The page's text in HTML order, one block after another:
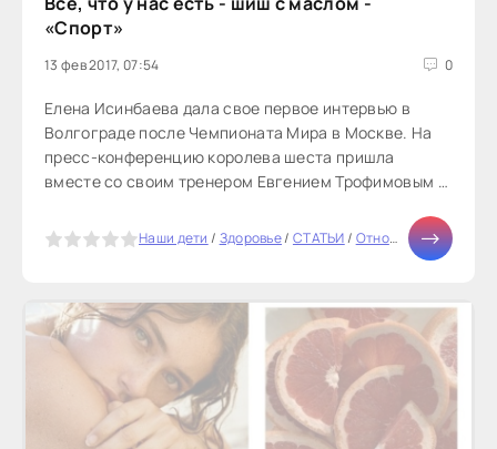
«Спорт»
13 фев 2017, 07:54 0
Елена Исинбаева дала свое первое интервью в
Волгограде после Чемпионата Мира в Москве. На
пресс-конференцию королева шеста пришла
вместе со своим тренером Евгением Трофимовым и
Как всегда улыбчивая и открытая, Елена рассказала
журналистам о своих
Наши дети / Здоровье/ СТАТЬИ/ Отношения /